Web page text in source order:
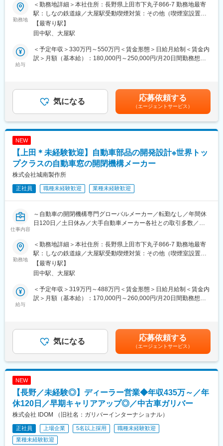
■当社の魅力：
◇自動車の開閉機構専門メーカーとして、国内拠点（3か所）と海
外拠点（6か所）を有し、製品開発、部品加工及び組立といった部
品製造及び販売まで一貫する供給体制を整え、お客様のニーズに
対応しています。
◇自動車の窓ガラスを昇降させる、ドアウィンドレギュレーター
全の両面において、各自動車メーカーから厚い信頼と高い評価を
得ています。
◇今後も引き続き、地域社会への貢献と多くのお客様からの多様
ラス」を目指し活動してまいります。
■採用背景：
工場内のプレス機・樹脂成形機で使用する金型の自社製造を手掛
ける当社は
国内拠点（3か所）と海外拠点（6か所）を有し、各自動車メーカ
ーから厚い信頼と高い評価を得ており、安定性があります。
今回は組織強化に伴う増員採用になります。
施頂きます。具体的にお任せする業務は下記のとおりです。
・工程立案業務：省人化・高効率化に向けた生産ラインの企画&構
※まずはご経験のある業務よりスタート頂き、徐々に新しい業務に
もチャレンジ頂ける環境です。
■仕事のやりがい：
・生産技術は、製品製造の根幹を担う職種であるため幅広い知識
して幅広く成長できる機会があることが生産技術の魅力です。
・また今回お任せするのは生産技術職でもより上流工程に近い部
えている方については技術的に成長できる環境がございます。
■組織構成
技術部に配属になります。技術部は、技術一課（14名）（金型設
計・製作）と技術二課（生産設備の設計・製作）で構成されてい
ます。
配属は技術2課となり、12名在籍しています。
研修をしていただきます。3か月の研修後それぞれ配属先でのお仕
事を開始致します。その期間のみ勤務時間は通常の配属先とは異
なり、7時～16時（休憩60分）となります。基本は日勤になりま
10分（休憩60分）勤務地は本配属先と同じ勤務地です。
勤務地
＜勤務地詳細＞本社住所：長野県上田市下丸子866-7 勤務地最寄
駅：しなの鉄道線／大屋駅受動喫煙対策：その他（喫煙室設置）
変更の範囲：会社の定める事業所
【最寄り駅】
田中駅、大屋駅
給与
＜予定年収＞330万円～550万円＜賃金形態＞日給月給制＜賃金内
訳＞月額（基本給）：180,000円～250,000円/月20日間勤務想定
も目安の金額であり、選考を通じて上下する可能性があります。
月給(月額)は固定手当を含めた表記です。
気になる 応募依頼する
（エージェントサービス）
NEW
【上田＊未経験歓迎】自動車部品の開発設計※世界トッ
プクラスの自動車窓の開閉機構メーカー
株式会社城南製作所
正社員 職種未経験歓迎 業種未経験歓迎
仕事内容
～自動車の開閉機構専門グローバルメーカー／転勤なし／年間休
日120日／土日休み／大手自動車メーカー各社との取引多数／国
■業務内容：
・自動車部品（レギュレーター、ロック等）の開発及び設計
・3次元CADを使用したモデル作成、図面化
・CAE解析による妥当性の検証 等
■業務の魅力：
新機種の車両をベースに、国内外の様々なカーメーカーと直接調
る仕事です。
■将来的に期待する役割：
当社は、自動車用窓ガラスの昇降装置である”ドアウィンドレギュ
レーター”を主製品に、自動車の開閉部品を開発から生産まで一貫
して行ってい
る自動車部品メーカーです。
更に近年では福祉機器や農業用機械等の新たな分野にも進出し、
更なる企業成長を目指しています。
勤務地
＜勤務地詳細＞本社住所：長野県上田市下丸子866-7 勤務地最寄
駅：しなの鉄道線／大屋駅受動喫煙対策：その他（喫煙室設置）
変更の範囲：会社の定める事業所
【最寄り駅】
田中駅、大屋駅
給与
＜予定年収＞319万円～488万円＜賃金形態＞日給月給制＜賃金内
訳＞月額（基本給）：170,000円～260,000円/月20日間勤務想定
等）を除いた金額です。■昇給：年1回 1月あたり10,000円～
（前年度実績）■賞与：年2回 計4.00ヶ月分（前年度実績）賃金
はあくまでも目安の金額であり、選考を通じて上下する可能性が
あります。月給(月額)は固定手当を含めた表記です。
気になる 応募依頼する
（エージェントサービス）
NEW
【長野／未経験◎】ディーラー営業◆年収435万～／年
休120日／早期キャリアアップ◎／中古車ガリバー
株式会社 IDOM （旧社名：ガリバーインターナショナル）
正社員 上場企業 5名以上採用
職種未経験歓迎
業種未経験歓迎